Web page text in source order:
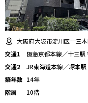
大阪府大阪市淀川区十三
交通1
阪急京都本線／十三駅
交通2
JR東海道本線／塚本
築年数 14年
階層
10階